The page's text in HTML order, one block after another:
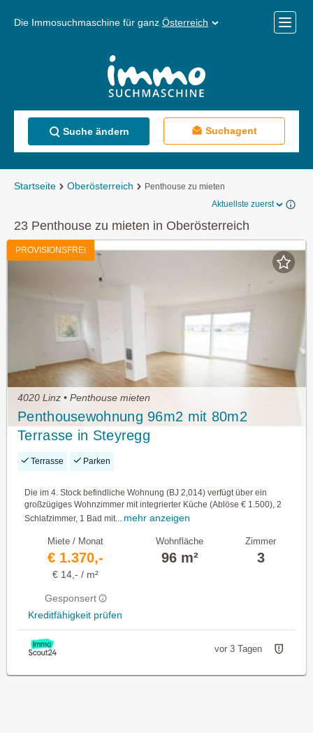
Die Immosuchmaschine für ganz Österreich
Menü
Suche ändern Suchagent
Startseite Oberösterreich
Penthouse zu mieten
Aktuellste zuerst
23 Penthouse zu mieten in Oberösterreich
PROVISIONSFREI
4020 Linz • Penthouse mieten
Penthousewohnung 96m2 mit 80m2
Terrasse in Steyregg
Terrasse Parken
Die im 4. Stock befindliche Wohnung (BJ 2,014) verfügt über ein
großzügiges Wohnzimmer mit integrierter Küche (Ablöse € 1.500), 2
Schlafzimmer, 1 Bad mit...
mehr anzeigen
Miete / Monat
€ 1.370,-
€ 14,- / m²
Gesponsert
Kreditfähigkeit prüfen
Wohnfläche
96 m²
Zimmer
3
vor 3 Tagen